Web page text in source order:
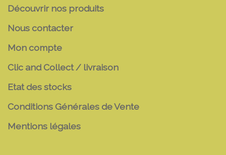
Découvrir nos produits
Nous contacter
Mon compte
Clic and Collect / livraison
Etat des stocks
Conditions Générales de Vente
Mentions légales